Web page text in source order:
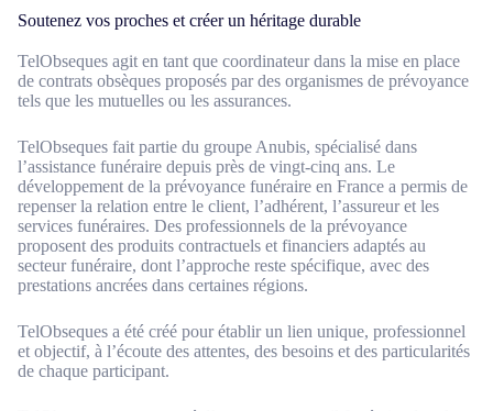
Soutenez vos proches et créer un héritage durable
TelObseques agit en tant que coordinateur dans la mise en place
de contrats obsèques proposés par des organismes de prévoyance
tels que les mutuelles ou les assurances.
TelObseques fait partie du groupe Anubis, spécialisé dans
l’assistance funéraire depuis près de vingt-cinq ans. Le
développement de la prévoyance funéraire en France a permis de
repenser la relation entre le client, l’adhérent, l’assureur et les
services funéraires. Des professionnels de la prévoyance
proposent des produits contractuels et financiers adaptés au
secteur funéraire, dont l’approche reste spécifique, avec des
prestations ancrées dans certaines régions.
TelObseques a été créé pour établir un lien unique, professionnel
et objectif, à l’écoute des attentes, des besoins et des particularités
de chaque participant.